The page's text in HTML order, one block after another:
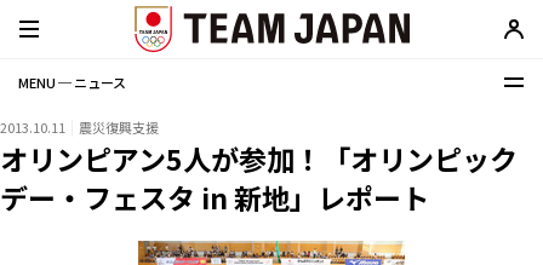
MENU ─ ニュース
2013.10.11 震災復興支援
オリンピアン5人が参加！「オリンピック
デー・フェスタ in 新地」レポート